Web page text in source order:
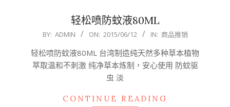
轻松喷防蚊液80ML
2015-
12
BY: ADMIN ON: 2015/06/12 IN: 商品推销
轻松喷防蚊液80ML 台湾制造纯天然多种草本植物
萃取温和不刺激 纯净草本炼制，安心使用 防蚊驱
虫 淡
CONTINUE READING